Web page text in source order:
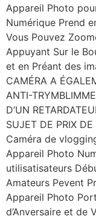
Appareil Photo
Numérique Prend
Vous Pouvez
Appuyant Sur le
et en Préant des
CAMÉRA A
ANTI-
D’UN
SUJET DE PRIX DE
Caméra de
Appareil Photo
utilisatisateurs
Amateurs Pevent
Appareil Photo
d’Anversaire et de